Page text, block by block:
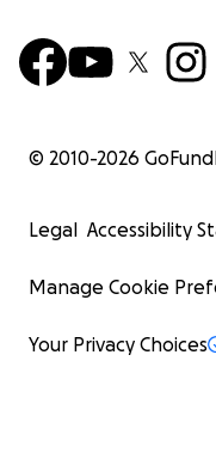
© 2010-2026
Legal Accessibility
Manage Cookie
Your Privacy Choices